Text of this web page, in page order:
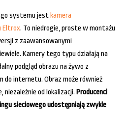
systemu jest kamera
Eltrox. To niedrogie, proste w montażu
z zaawansowanymi
Kamery tego typu działają na
podgląd obrazu na żywo z
do internetu. Obraz może również
niezależnie od lokalizacji. Producenci
sieciowego udostępniają zwykle